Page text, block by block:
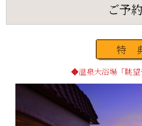
ご予約
温泉大浴場「眺